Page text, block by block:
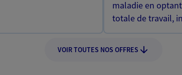
maladie en
totale de travail,
VOIR TOUTES NOS OFFRES